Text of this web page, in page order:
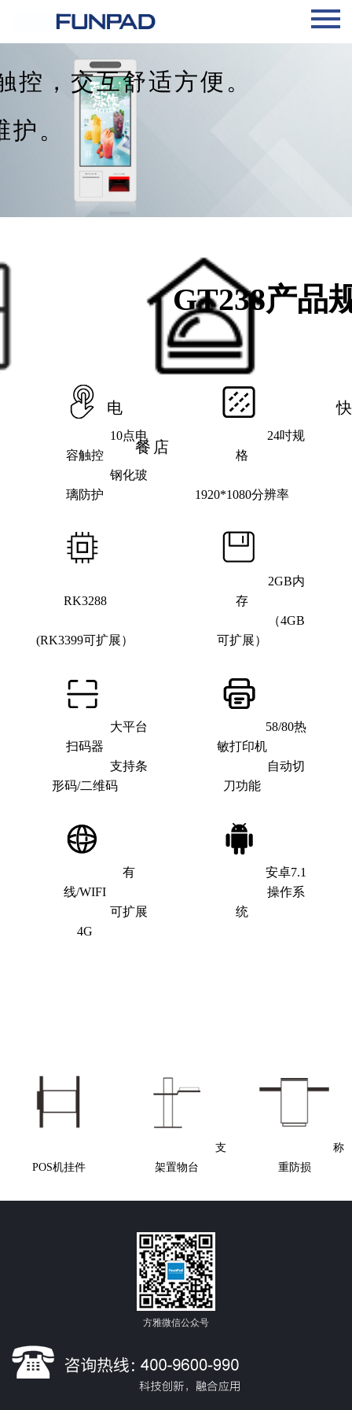
互舒适方便。
。
餐店
GT238产品
10点电
容触控
钢化玻
璃防护
24吋规
格
1920*1080分辨率
RK3288
(RK3399可扩展）
2GB内
存
（4GB
可扩展）
大平台
扫码器
支持条
形码/二维码
58/80热
敏打印机
自动切
刀功能
有
线/WIFI
可扩展
4G
安卓7.1
操作系
统
POS机挂件
支
架置物台
称
重防损
方雅微信公众号